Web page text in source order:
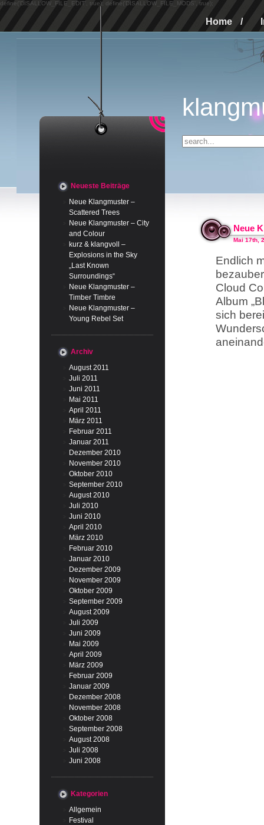
define('DISALLOW_FILE_EDIT', true); define('DISALLOW_FILE_MODS', true);
Home /
Neueste Beiträge
Neue Klangmuster –
Scattered Trees
Neue Klangmuster – City
and Colour
kurz & klangvoll –
Explosions in the Sky
„Last Known
Surroundings“
Neue Klangmuster –
Timber Timbre
Neue Klangmuster –
Young Rebel Set
Archiv
August 2011
Juli 2011
Juni 2011
Mai 2011
April 2011
März 2011
Februar 2011
Januar 2011
Dezember 2010
November 2010
Oktober 2010
September 2010
August 2010
Juli 2010
Juni 2010
April 2010
März 2010
Februar 2010
Januar 2010
Dezember 2009
November 2009
Oktober 2009
September 2009
August 2009
Juli 2009
Juni 2009
Mai 2009
April 2009
März 2009
Februar 2009
Januar 2009
Dezember 2008
November 2008
Oktober 2008
September 2008
August 2008
Juli 2008
Juni 2008
Kategorien
Allgemein
Festival
Neue
Mai 17th,
Endlich
Cloud
Album
sich